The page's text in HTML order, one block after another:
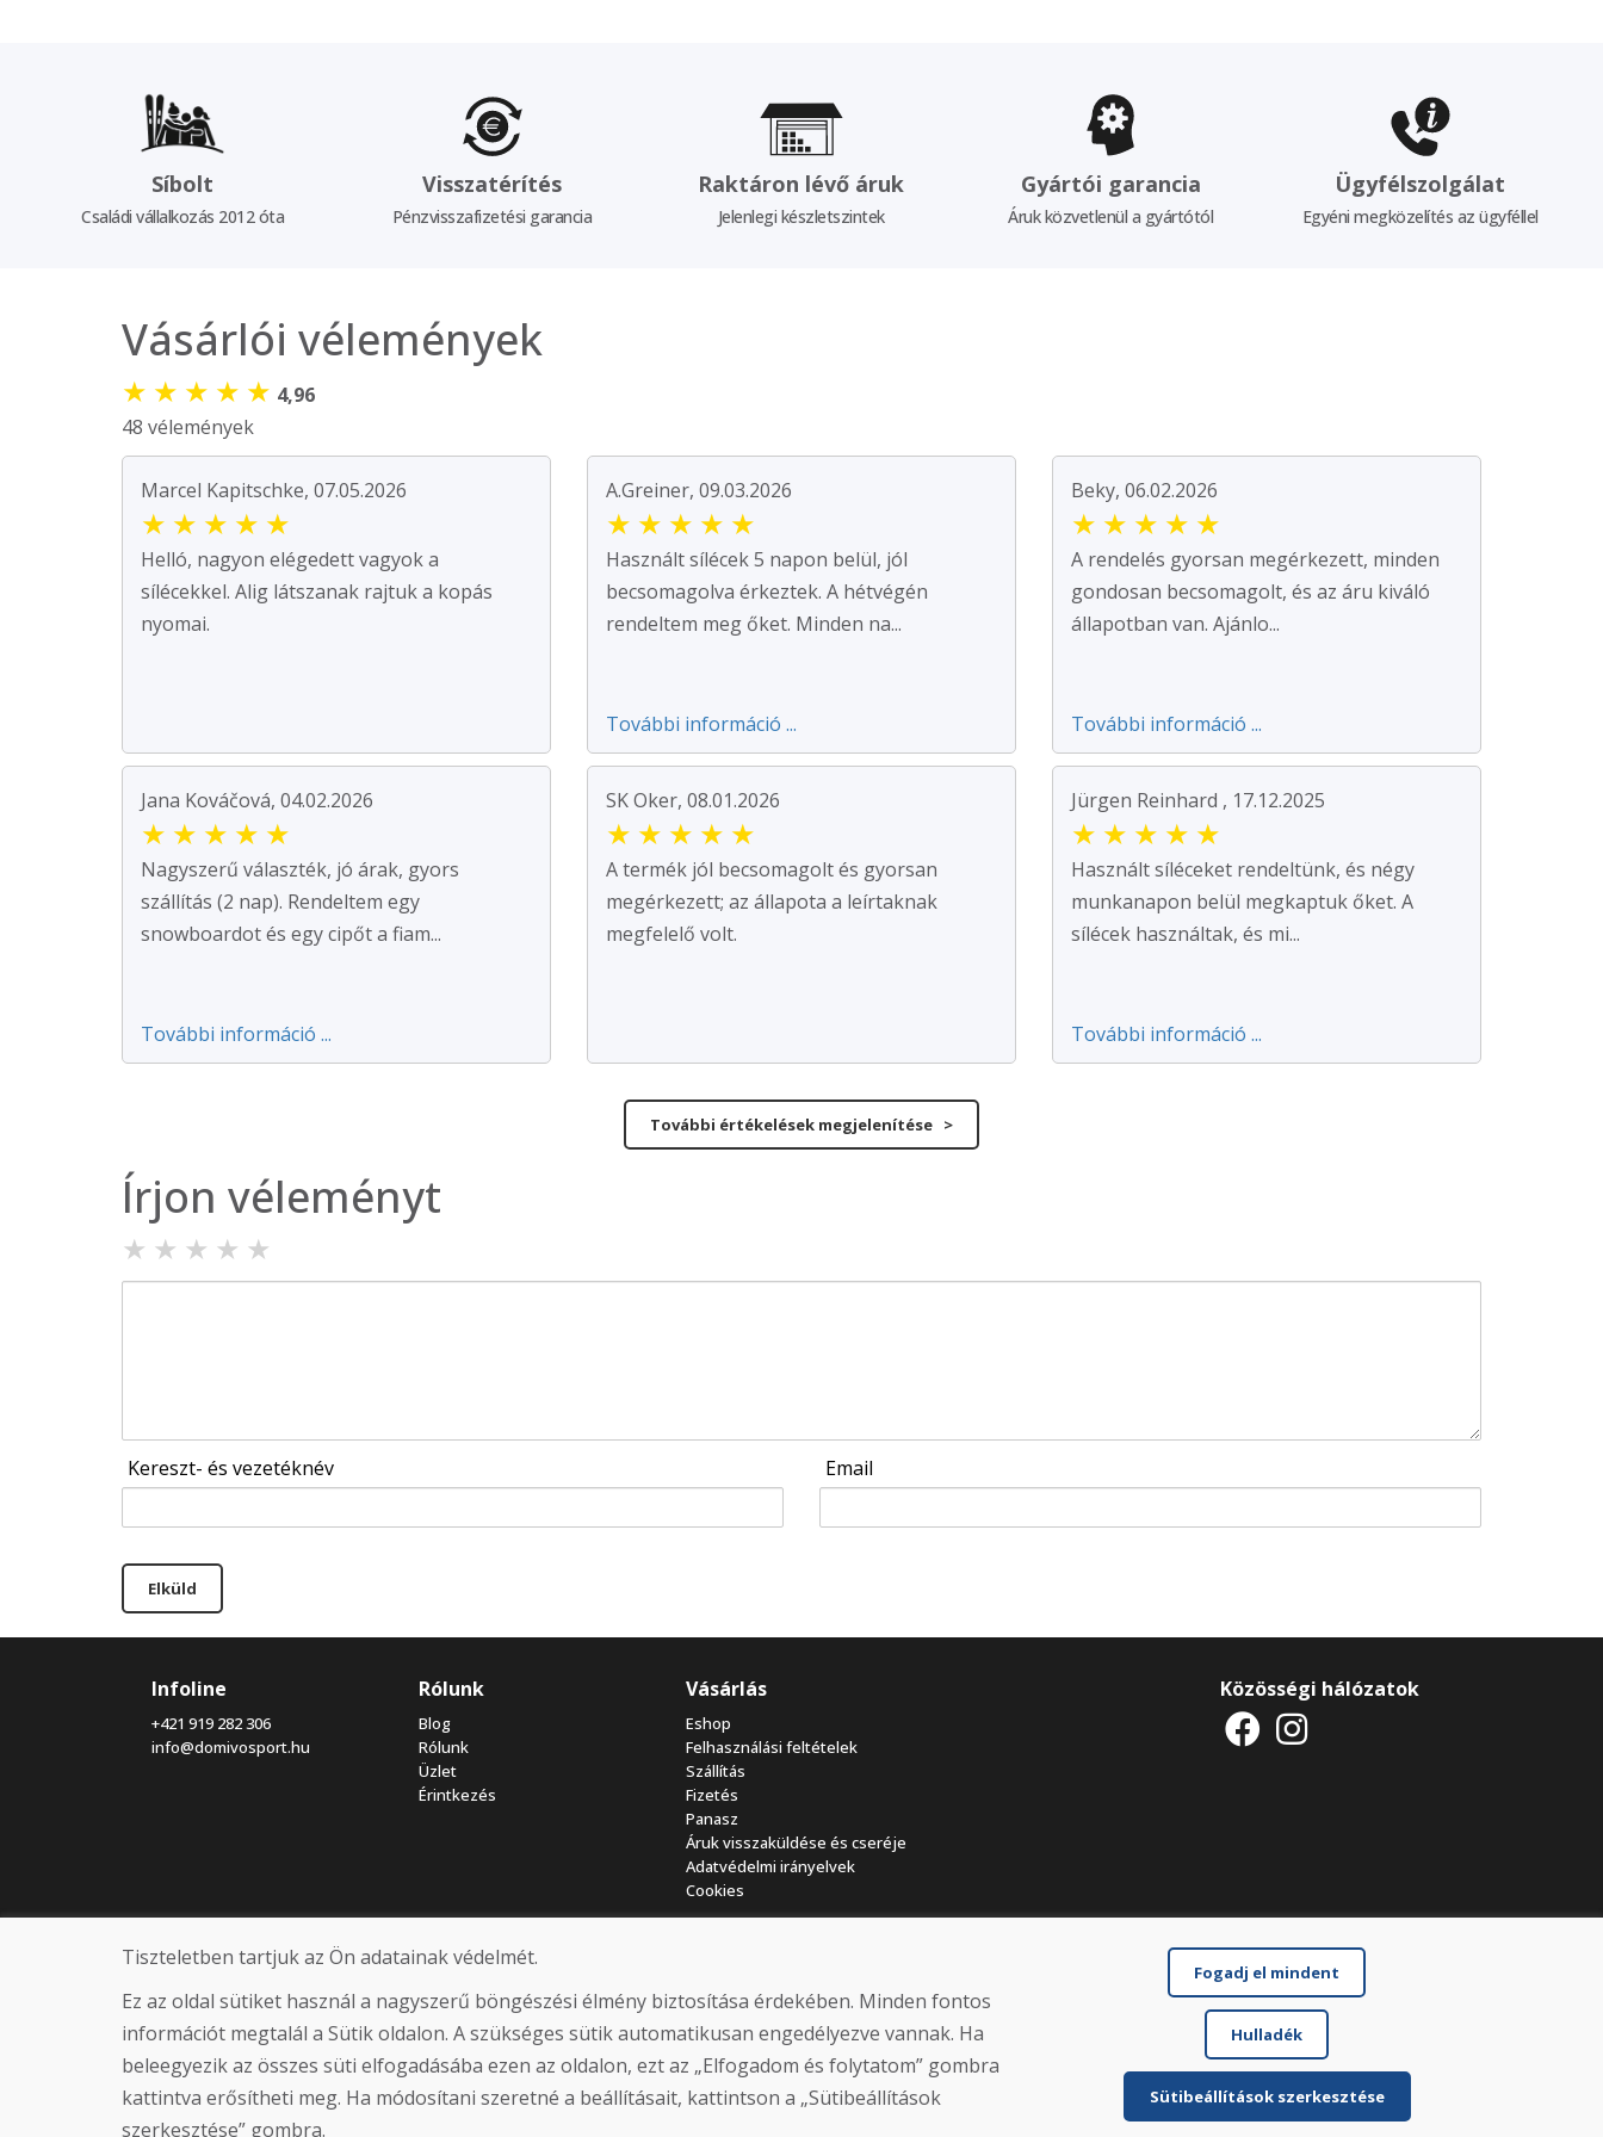
Síbolt
Családi vállalkozás 2012 óta
Visszatérítés
Pénzvisszafizetési garancia
Raktáron lévő áruk
Jelenlegi készletszintek
Gyártói garancia
Áruk közvetlenül a gyártótól
Ügyfélszolgálat
Egyéni megközelítés az ügyféllel
Vásárlói vélemények
★ ★ ★ ★ ★ 4,96
48 vélemények
Marcel Kapitschke, 07.05.2026
★ ★ ★ ★ ★
Helló, nagyon elégedett vagyok a
sílécekkel. Alig látszanak rajtuk a kopás
nyomai.
A.Greiner, 09.03.2026
★ ★ ★ ★ ★
Használt sílécek 5 napon belül, jól
becsomagolva érkeztek. A hétvégén
rendeltem meg őket. Minden na...
További információ ...
Beky, 06.02.2026
★ ★ ★ ★ ★
A rendelés gyorsan megérkezett, minden
gondosan becsomagolt, és az áru kiváló
állapotban van. Ajánlo...
További információ ...
Jana Kováčová, 04.02.2026
★ ★ ★ ★ ★
Nagyszerű választék, jó árak, gyors
szállítás (2 nap). Rendeltem egy
snowboardot és egy cipőt a fiam...
További információ ...
SK Oker, 08.01.2026
★ ★ ★ ★ ★
A termék jól becsomagolt és gyorsan
megérkezett; az állapota a leírtaknak
megfelelő volt.
Jürgen Reinhard , 17.12.2025
★ ★ ★ ★ ★
Használt síléceket rendeltünk, és négy
munkanapon belül megkaptuk őket. A
sílécek használtak, és mi...
További információ ...
További értékelések megjelenítése >
Írjon véleményt
★ ★ ★ ★ ★
Kereszt- és vezetéknév Email
Elküld
Infoline
+421 919 282 306
info@domivosport.hu
Rólunk
Blog
Rólunk
Üzlet
Érintkezés
Vásárlás
Eshop
Felhasználási feltételek
Szállítás
Fizetés
Panasz
Áruk visszaküldése és cseréje
Adatvédelmi irányelvek
Cookies
Közösségi hálózatok
© DOMIVOSPORT 2026, minden jog fenntartva
DUFEKSOFT weboldal létrehozása
Tiszteletben tartjuk az Ön adatainak védelmét.
Ez az oldal sütiket használ a nagyszerű böngészési élmény biztosítása érdekében. Minden fontos
információt megtalál a Sütik oldalon. A szükséges sütik automatikusan engedélyezve vannak. Ha
beleegyezik az összes süti elfogadásába ezen az oldalon, ezt az „Elfogadom és folytatom” gombra
kattintva erősítheti meg. Ha módosítani szeretné a beállításait, kattintson a „Sütibeállítások
szerkesztése” gombra.
Fogadj el mindent
Hulladék
Sütibeállítások szerkesztése